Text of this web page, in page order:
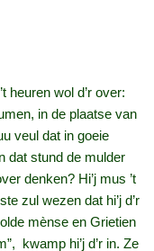
heuren wol d’r over:
in de plaatse van
veul dat in goeie
dat stund de mulder
denken? Hi’j mus ’t
zul wezen dat hi’j d’r
mènse en Grietien
kwamp hi’j d’r in. Ze